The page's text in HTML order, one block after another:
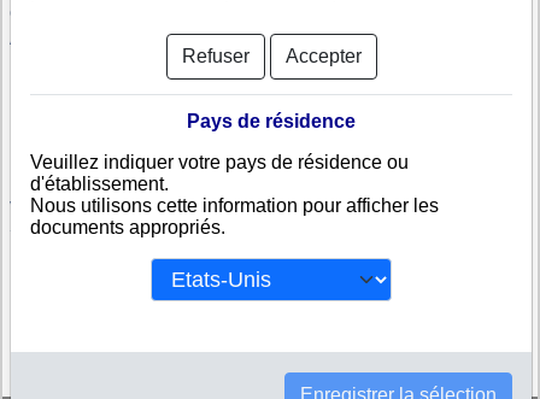
GARCIA EDUARDO NESTOR
ARGUELLO SILVANA LOURDES
ASOCIACION CIVIL DE
PRODUCTORES
AGROPECUARIOS PARA EL
CONTROL DE PLAGAS DE
GENERAL ALVARADO
RODRIGUEZ JULIAN IGNACIO
MIRAMAR BIENES RAICES S.A.
Voir les sociétés argentines les plus consultées
Sociétés argentines appartenant à un groupe
Refuser Accepter
Pays de résidence
Veuillez indiquer votre pays de résidence ou
d'établissement.
Nous utilisons cette information pour afficher les
documents appropriés.
Enregistrer la sélection